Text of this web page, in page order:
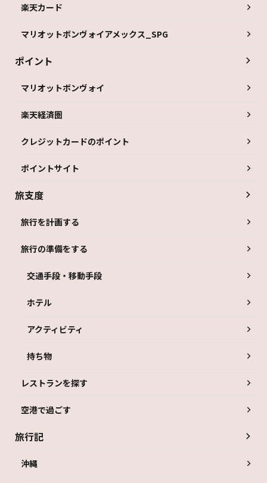
楽天カード
マリオットボンヴォイアメックス_SPG
ポイント
マリオットボンヴォイ
楽天経済圏
クレジットカードのポイント
ポイントサイト
旅支度
旅行を計画する
旅行の準備をする
交通手段・移動手段
ホテル
アクティビティ
持ち物
レストランを探す
空港で過ごす
旅行記
沖縄